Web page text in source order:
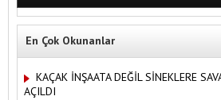
En Çok Okunanlar
KAÇAK İNŞAATA DEĞİL SİNEKLERE
AÇILDI